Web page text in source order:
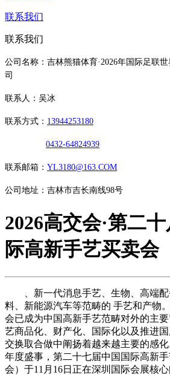
联系我们
联系我们
公司名称：吉林熊猫体育·2026年国际足联
司
联系人：吴冰
联系方式： 13944253180
0432-64824939
联系邮箱： YL3180@163.COM
公司地址：吉林市吉长南线98号
2026高交会·第二
际高新手艺买卖会
、新一代消息手艺、生物、高端配
料、新能源汽车等范畴的 手艺和产物
会已成为中国高新手艺范畴对外的主
艺商品化、财产化、国际化以及推进
交换取合做中阐扬着越来越主要的感
年度盛事，第二十七届中国国际高新
会）于11月16日正在深圳国际会展核